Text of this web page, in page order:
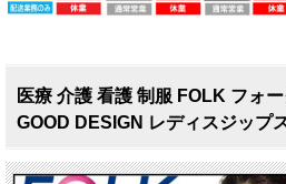
医療 介護 看護 制服 FOLK フォ
GOOD DESIGN レディスジップ